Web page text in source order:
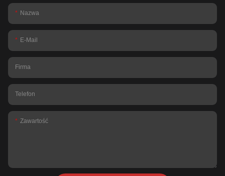
Nazwa
E-Mail
Firma
Telefon
Zawartość